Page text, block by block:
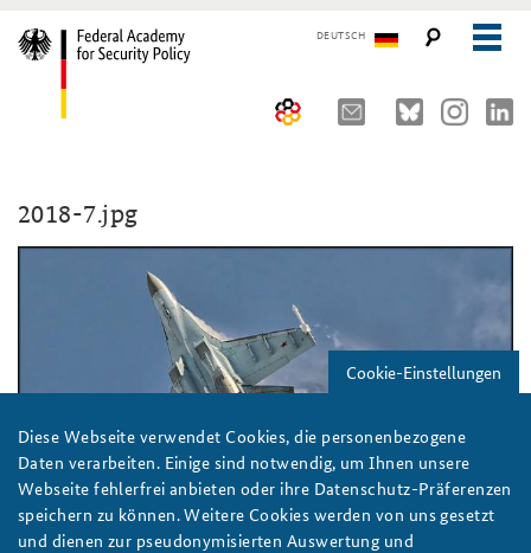
DEUTSCH
Advisory Board
The Association of Friends
Young Leaders in Security Policy
Directions
Seminars, Conferences and Events
Security Policy Course for Senior Officials
Core Course on Security Policy
German Forum on Security Policy
Public Events
Further Events
Working Papers
2018-7.jpg
Cookie-Einstellungen
Diese Webseite verwendet Cookies, die personenbezogene
Daten verarbeiten. Einige sind notwendig, um Ihnen unsere
Webseite fehlerfrei anbieten oder ihre Datenschutz-Präferenzen
speichern zu können. Weitere Cookies werden von uns gesetzt
und dienen zur pseudonymisierten Auswertung und